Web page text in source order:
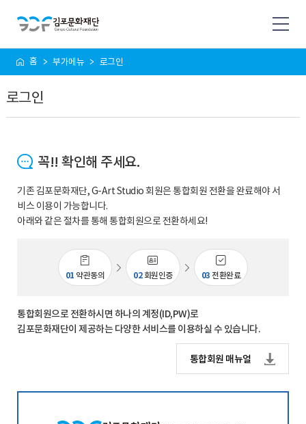
사
이
맵
홈 부가메뉴 로그인
로그인
꼭!! 확인해 주세요.
기존 김포문화재단, G-Art Studio 회원은 통합회원 전환을 완료해야 서
비스 이용이 가능합니다.
아래와 같은 절차를 통해 통합회원으로 전환하세요!
01 약관동의 02회원인증 03 전환완료
통합회원으로 전환하시면 하나의 계정(ID,PW)로
김포문화재단이 제공하는 다양한 서비스를 이용하실 수 있습니다.
통합회원 매뉴얼